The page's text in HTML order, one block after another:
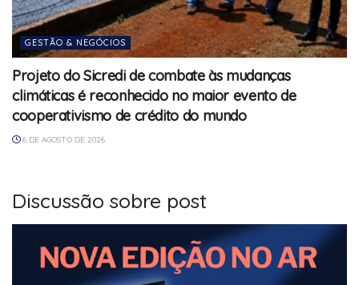
GESTÃO & NEGÓCIOS
Projeto do Sicredi de combate às mudanças
climáticas é reconhecido no maior evento de
cooperativismo de crédito do mundo
6 DE AGOSTO DE 2026
Discussão sobre post